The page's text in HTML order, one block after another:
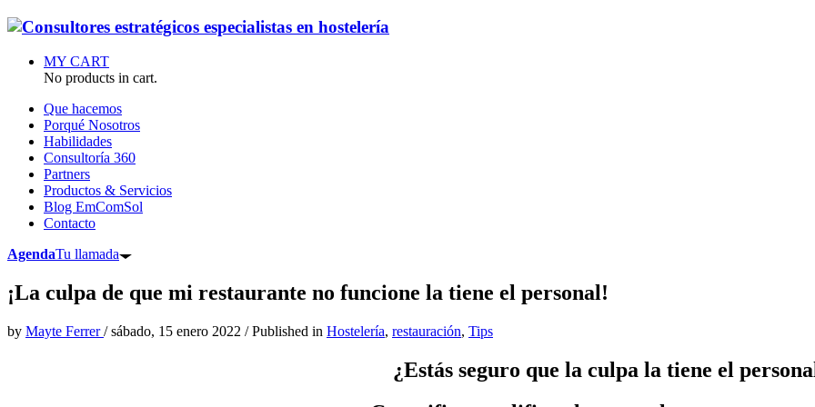
MY CART
No products in cart.
Que hacemos
Porqué Nosotros
Habilidades
Consultoría 360
Partners
Productos & Servicios
Blog EmComSol
Contacto
AgendaTu llamada
¡La culpa de que mi restaurante no funcione la tiene el personal!
by Mayte Ferrer/sábado, 15 enero 2022 /Published in Hostelería, restauración, Tips
¿Estás seguro que la culpa la tiene el